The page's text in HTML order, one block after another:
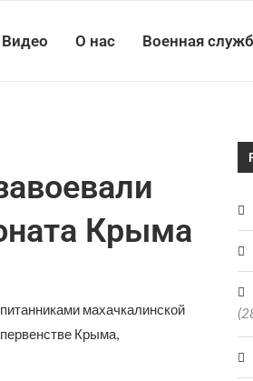
Видео О нас Военная
Крыма
махачкалинской
Крыма,